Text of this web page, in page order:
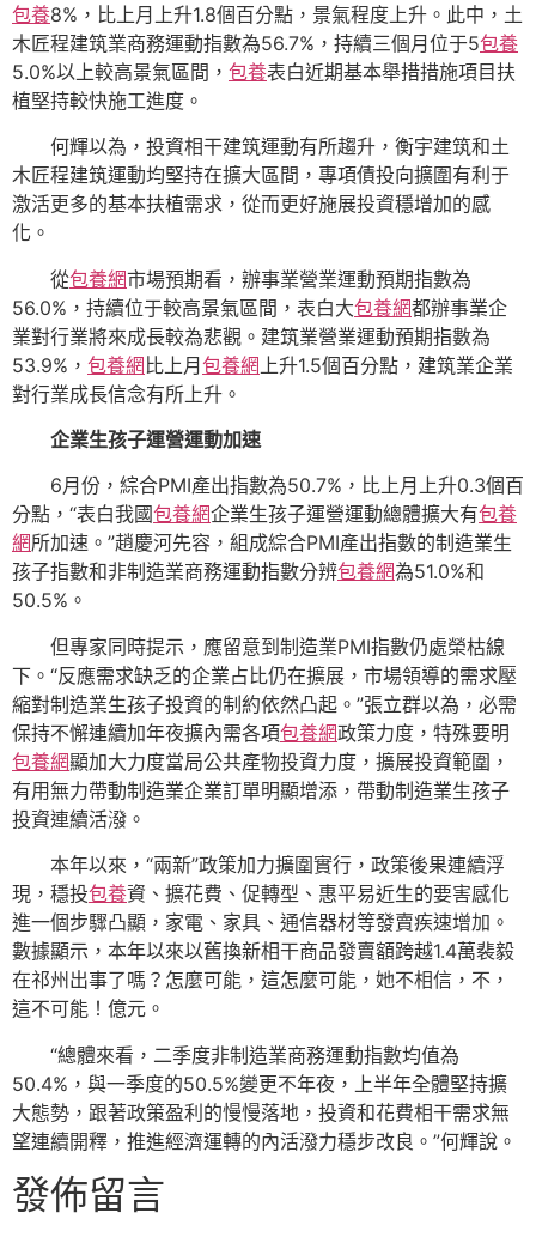
包養8%，比上月上升1.8個百分點，景氣程度上升。此中，土
木匠程建筑業商務運動指數為56.7%，持續三個月位于5包養
5.0%以上較高景氣區間， 包養表白近期基本舉措措施項目扶
植堅持較快施工進度。
何輝以為，投資相干建筑運動有所趨升，衡宇建筑和土
木匠程建筑運動均堅持在擴大區間，專項債投向擴圍有利于
激活更多的基本扶植需求，從而更好施展投資穩增加的感
化。
從包養網市場預期看，辦事業營業運動預期指數為
56.0%，持續位于較高景氣區間，表白大包養網都辦事業企
業對行業將來成長較為悲觀。建筑業營業運動預期指數為
53.9%， 包養網比上月包養網 上升1.5個百分點，建筑業企業
對行業成長信念有所上升。
企業生孩子運營運動加速
6月份，綜合PMI產出指數為50.7%，比上月上升0.3個百
分點，“表白我國包養網企業生孩子運營運動總體擴大有包養
網所加速。”趙慶河先容，組成綜合PMI產出指數的制造業生
孩子指數和非制造業商務運動指數分辨包養網為51.0%和
50.5%。
但專家同時提示，應留意到制造業PMI指數仍處榮枯線
下。“反應需求缺乏的企業占比仍在擴展，市場領導的需求壓
縮對制造業生孩子投資的制約依然凸起。”張立群以為，必需
保持不懈連續加年夜擴內需各項包養網政策力度，特殊要明
包養網顯加大力度當局公共產物投資力度，擴展投資範圍，
有用無力帶動制造業企業訂單明顯增添，帶動制造業生孩子
投資連續活潑。
本年以來，“兩新”政策加力擴圍實行，政策後果連續浮
現，穩投包養資、擴花費、促轉型、惠平易近生的要害感化
進一個步驟凸顯，家電、家具、通信器材等發賣疾速增加。
數據顯示，本年以來以舊換新相干商品發賣額跨越1.4萬裴毅
在祁州出事了嗎？怎麼可能，這怎麼可能，她不相信，不，
這不可能！億元。
“總體來看，二季度非制造業商務運動指數均值為
50.4%，與一季度的50.5%變更不年夜，上半年全體堅持擴
大態勢，跟著政策盈利的慢慢落地，投資和花費相干需求無
望連續開釋，推進經濟運轉的內活潑力穩步改良。”何輝說。
發佈留言